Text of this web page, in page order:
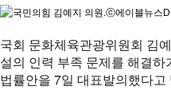
국회 문화체육관광위원회 김
설의 인력 부족 문제를 해결
법률안을 7일 대표발의했다고